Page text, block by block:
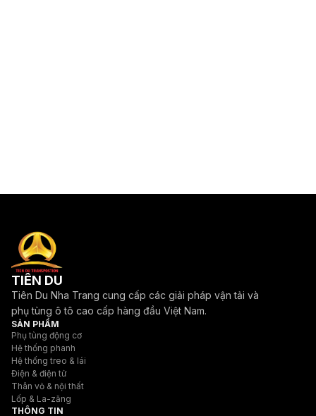
TIÊN DU
Tiên Du Nha Trang cung cấp các giải pháp vận tải và
phụ tùng ô tô cao cấp hàng đầu Việt Nam.
SẢN PHẨM
Phụ tùng động cơ
Hệ thống phanh
Hệ thống treo & lái
Điện & điện tử
Thân vỏ & nội thất
Lốp & La-zăng
THÔNG TIN